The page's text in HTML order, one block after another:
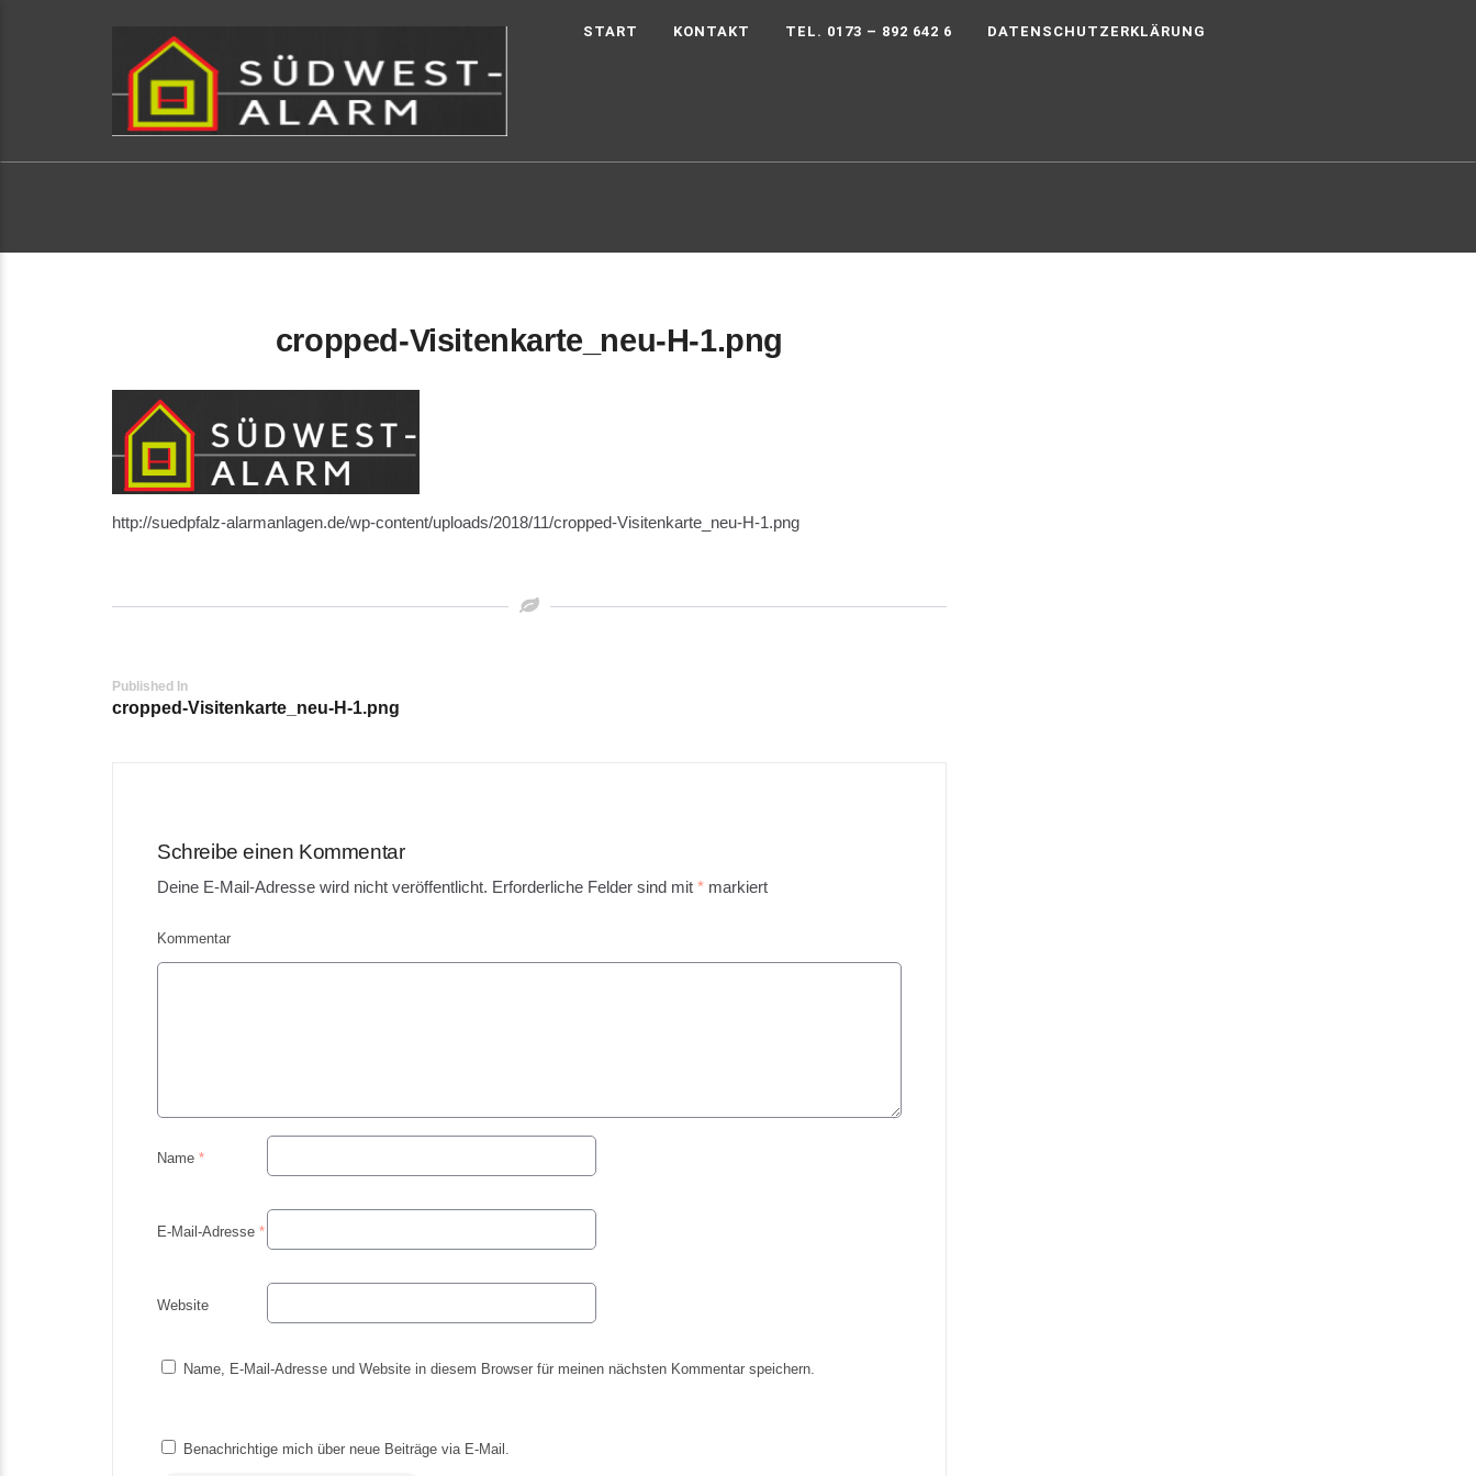
START KONTAKT TEL. 0173 – 892 642 6 DATENSCHUTZERKLÄRUNG
cropped-Visitenkarte_neu-H-1.png
http://suedpfalz-alarmanlagen.de/wp-content/uploads/2018/11/cropped-Visitenkarte_neu-H-1.png
Post
navigation
Published In
cropped-Visitenkarte_neu-H-1.png
Schreibe einen Kommentar
Deine E-Mail-Adresse wird nicht veröffentlicht. Erforderliche Felder sind mit * markiert
Kommentar
Name *
E-Mail-Adresse *
Website
Name, E-Mail-Adresse und Website in diesem Browser für meinen nächsten Kommentar speichern.
Benachrichtige mich über neue Beiträge via E-Mail.